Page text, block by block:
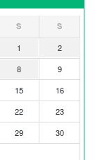
S S
1
2
8
9
15
16
22
23
29
30